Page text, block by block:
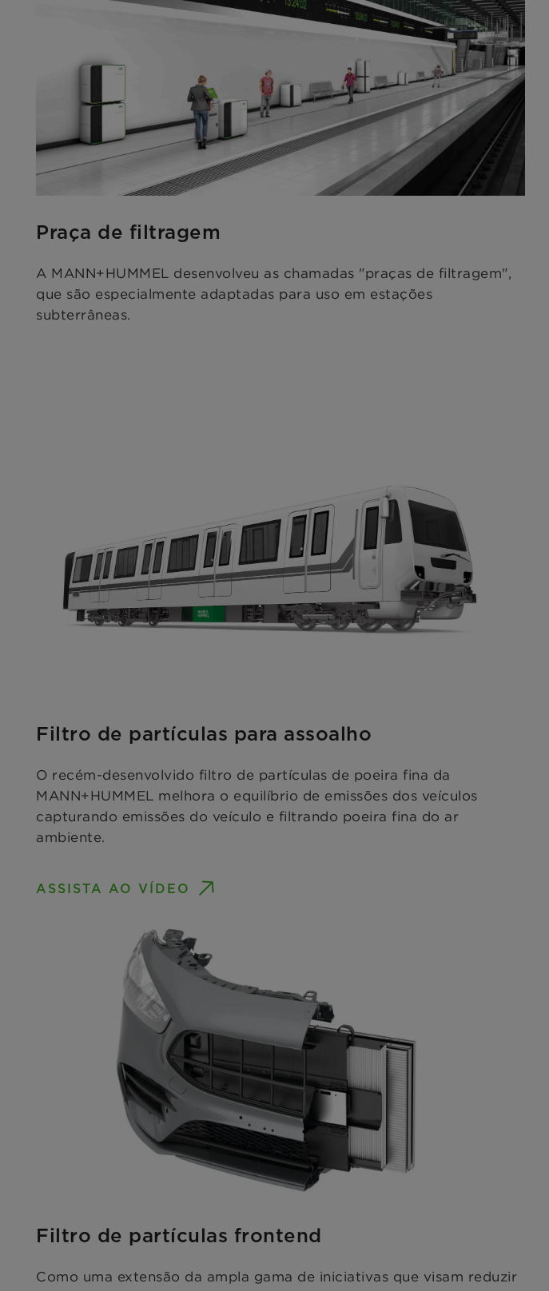
Praça de filtragem
A MANN+HUMMEL desenvolveu as chamadas "praças de filtragem",
que são especialmente adaptadas para uso em estações
subterrâneas.
Filtro de partículas para assoalho
O recém-desenvolvido filtro de partículas de poeira fina da
MANN+HUMMEL melhora o equilíbrio de emissões dos veículos
capturando emissões do veículo e filtrando poeira fina do ar
ambiente.
ASSISTA AO VÍDEO
Filtro de partículas frontend
Como uma extensão da ampla gama de iniciativas que visam reduzir